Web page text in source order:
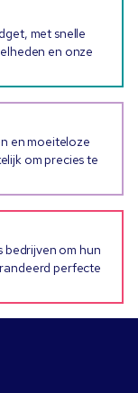
met snelle
en onze
en moeiteloze
om precies te
bedrijven om hun
perfecte